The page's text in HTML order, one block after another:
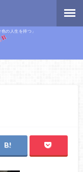
の人生を持つ」